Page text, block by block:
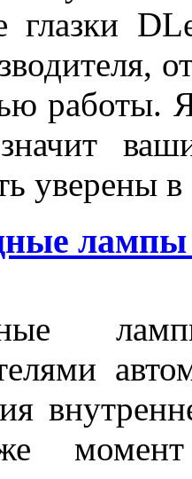
глазки
работы.
уверены
момент